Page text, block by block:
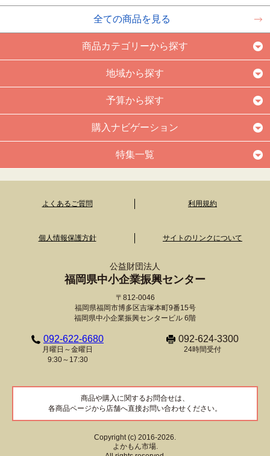
全ての商品を見る
商品カテゴリーから探す
地域から探す
予算から探す
購入ナビゲーション
特集一覧
よくあるご質問 利用規約
個人情報保護方針 サイトのリンクについて
公益財団法人
福岡県中小企業振興センター
〒812-0046
福岡県福岡市博多区吉塚本町9番15号
福岡県中小企業振興センタービル 6階
092-622-6680
月曜日～金曜日
9:30～17:30
092-624-3300
24時間受付
商品や購入に関するお問合せは、
各商品ページから店舗へ直接お問い合わせください。
Copyright (c) 2016-2026.
よかもん市場.